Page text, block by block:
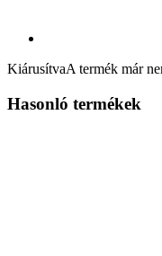
KiárusítvaA termék már
Hasonló termékek